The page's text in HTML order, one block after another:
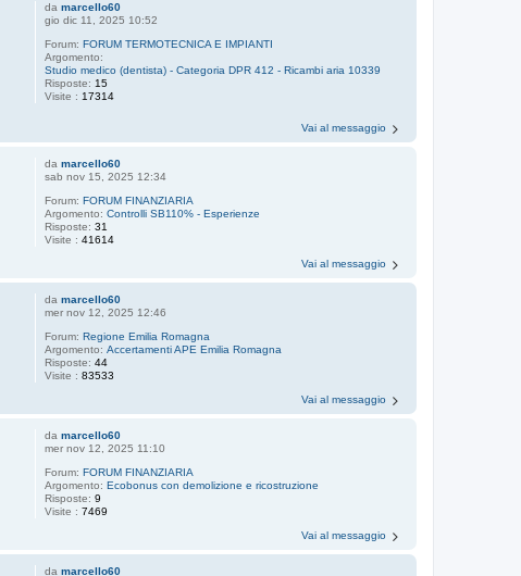
damarcello60
gio dic 11, 2025 10:52
Forum:FORUM TERMOTECNICA E IMPIANTI
Argomento:
Studio medico (dentista) - Categoria DPR 412 - Ricambi aria 10339
Risposte: 15
Visite : 17314
Vai al messaggio
damarcello60
sab nov 15, 2025 12:34
Forum:FORUM FINANZIARIA
Argomento:Controlli SB110% - Esperienze
Risposte:31
Visite :41614
Vai al messaggio
damarcello60
mer nov 12, 2025 12:46
Forum:Regione Emilia Romagna
Argomento:Accertamenti APE Emilia Romagna
Risposte:44
Visite :83533
Vai al messaggio
damarcello60
mer nov 12, 2025 11:10
Forum:FORUM FINANZIARIA
Argomento:Ecobonus con demolizione e ricostruzione
Risposte:9
Visite :7469
Vai al messaggio
damarcello60